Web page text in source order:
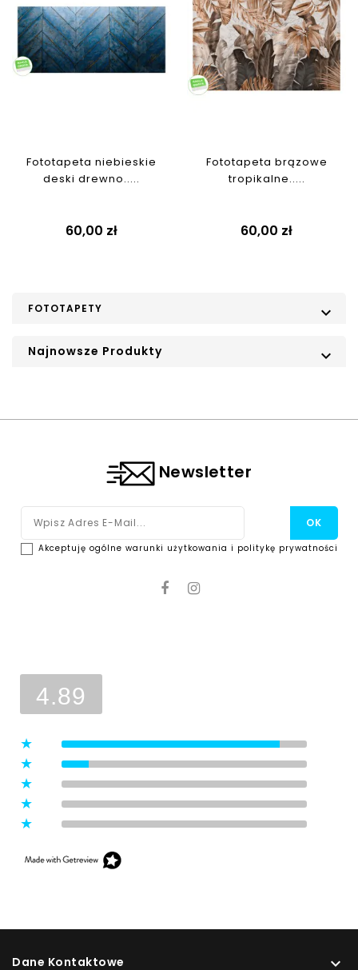
Fototapeta niebieskie
deski drewno.....
Cena
60,00 zł
Fototapeta brązowe
tropikalne.....
Cena
60,00 zł
FOTOTAPETY 
Najnowsze Produkty 
Newsletter
Akceptuję ogólne warunki użytkowania i politykę prywatności
4.89
Dane Kontaktowe 